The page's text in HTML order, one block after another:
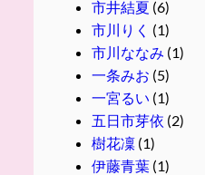
市井結夏 (6)
市川りく (1)
市川ななみ (1)
一条みお (5)
一宮るい (1)
五日市芽依 (2)
樹花凜(1)
伊藤青葉(1)